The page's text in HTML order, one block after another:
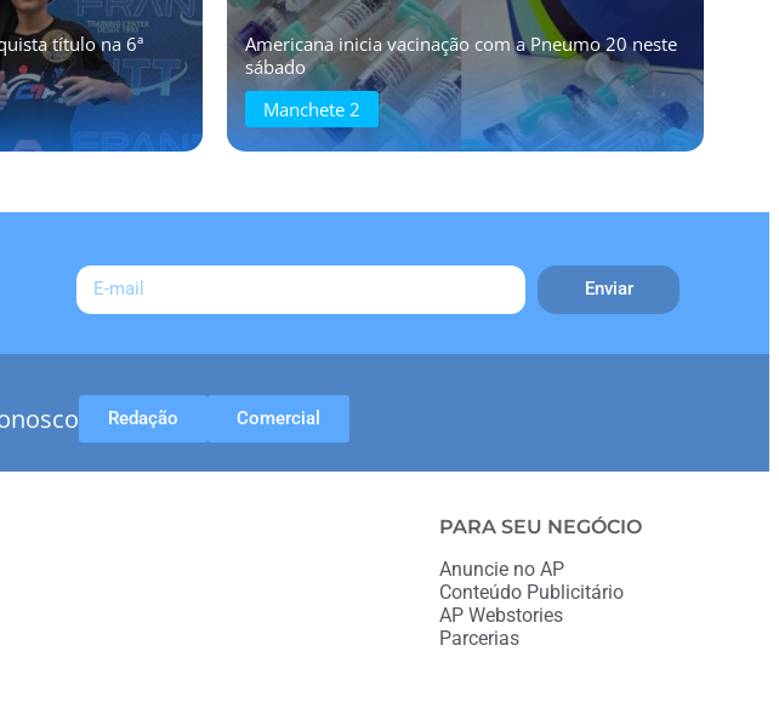
título na 6ª
Americana inicia vacinação com a Pneumo 20 neste
sábado
Manchete 2
Enviar
Redação Comercial
PARA SEU NEGÓCIO
Anuncie no AP
Conteúdo Publicitário
AP Webstories
Parcerias